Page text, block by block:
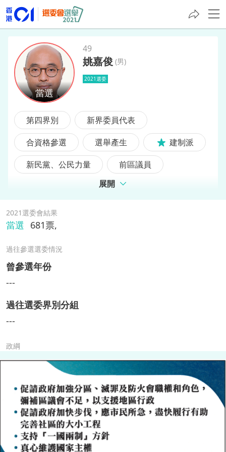
姚嘉俊
49
姚嘉俊 (男)
2021選委
第四界別
新界委員代表
合資格參選
選舉產生
建制派
新民黨、公民力量
前區議員
展開
2021選委會結果
當選 681票,
過往參選選委情況
曾參選年份
---
過往選委界別分組
---
政綱